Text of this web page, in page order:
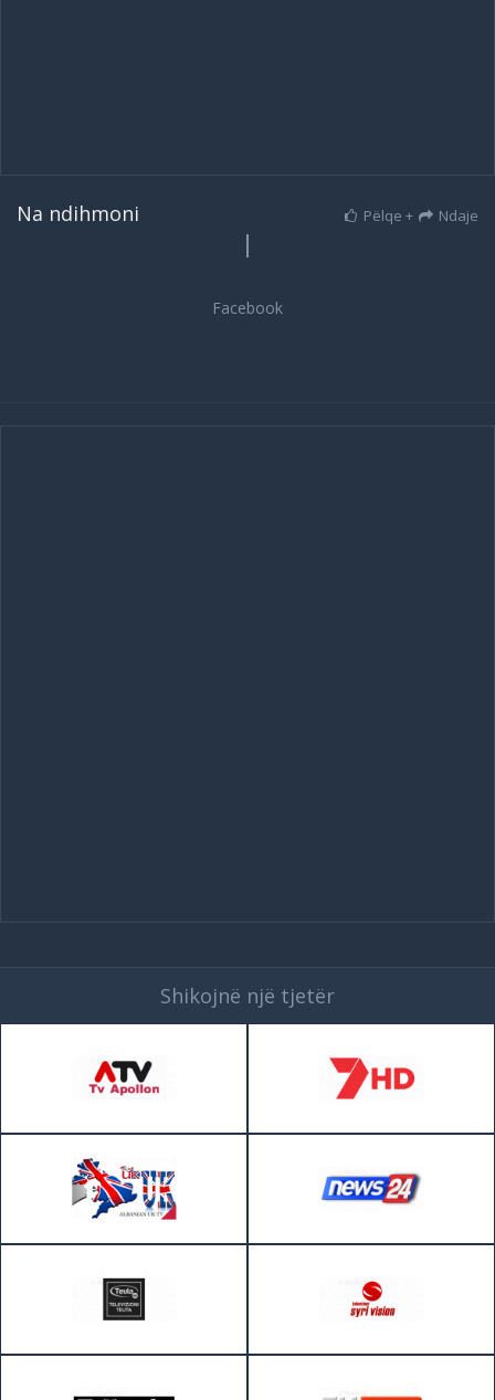
Na ndihmoni Pëlqe + Ndaje
Shikojnë një tjetër